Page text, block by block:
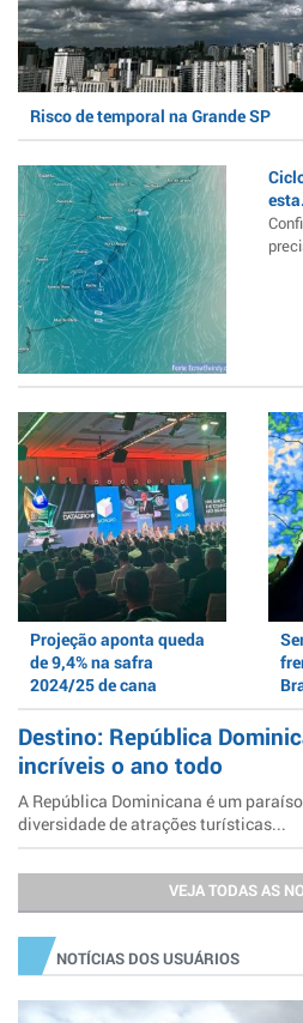
Risco de temporal na Grande SP
Projeção aponta queda
de 9,4% na safra
2024/25 de cana
Destino: República
incríveis o ano todo
A República Dominicana é um
diversidade de atrações turísticas...
VEJA TODAS AS
NOTÍCIAS DOS USUÁRIOS